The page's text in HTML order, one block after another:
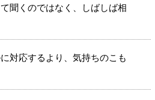
聞くのではなく、しばしば相
対応するより、気持ちのこも